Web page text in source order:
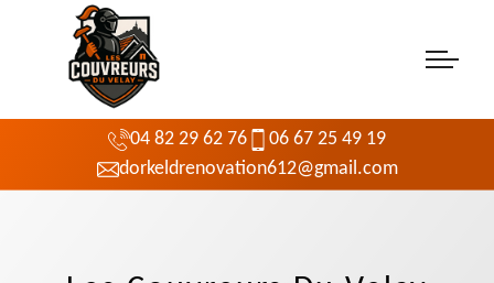
04 82 29 62 76
06 67 25 49 19
dorkeldrenovation612@gmail.com